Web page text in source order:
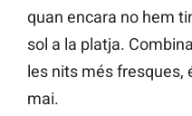
quan encara no hem
sol a la platja.
les nits més fresques,
mai.